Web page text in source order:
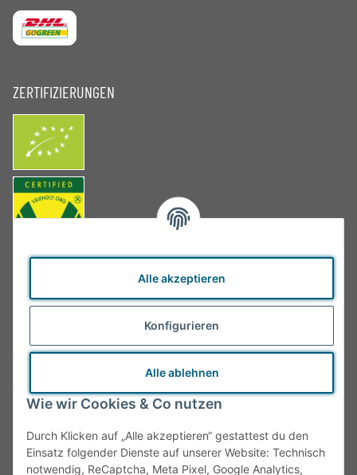
Alle akzeptieren
Konfigurieren
Alle ablehnen
Wie wir Cookies & Co nutzen
Durch Klicken auf „Alle akzeptieren“ gestattest du den
Einsatz folgender Dienste auf unserer Website: Technisch
notwendig, ReCaptcha, Meta Pixel, Google Analytics,
ZERTIFIZIERUNGEN